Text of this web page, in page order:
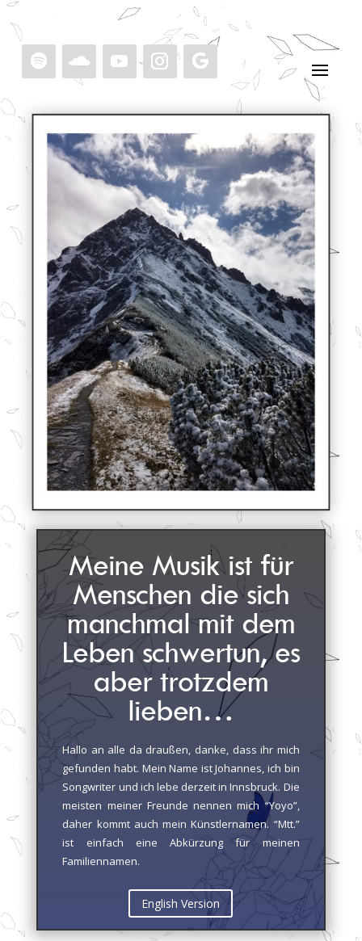
Meine Musik ist für
Menschen die sich
manchmal mit dem
Leben schwertun, es
aber trotzdem
lieben…
Hallo an alle da draußen, danke, dass ihr mich
gefunden habt. Mein Name ist Johannes, ich bin
Songwriter und ich lebe derzeit in Innsbruck. Die
meisten meiner Freunde nennen mich “Yoyo”,
daher kommt auch mein Künstlernamen. “Mtt.”
ist einfach eine Abkürzung für meinen
Familiennamen.
English Version